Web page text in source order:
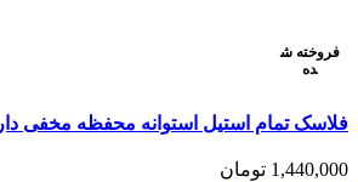
فروخته ش
ده
نمایش سریع
فلاسک تمام استیل استوانه محفظه مخفی دار
1,440,000 تومان